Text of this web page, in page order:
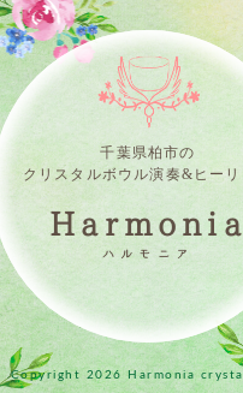
千葉県柏市の
クリスタルボウル演奏&ヒー
Harmonia
ハルモニア
Copyright 2026 Harmonia